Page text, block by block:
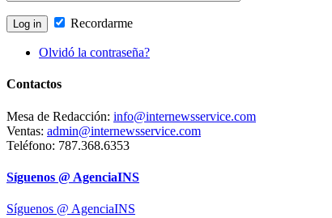
Recordarme
Olvidó la contraseña?
Contactos
Mesa de Redacción: info@internewsservice.com
Ventas: admin@internewsservice.com
Teléfono: 787.368.6353
Síguenos @ AgenciaINS
Síguenos @ AgenciaINS